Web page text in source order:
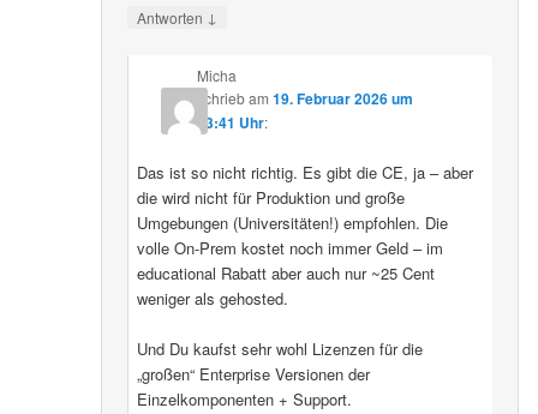
Antworten ↓
Micha
schriebam 19. Februar 2026 um
13:41 Uhr:
Das ist so nicht richtig. Es gibt die CE, ja – aber
die wird nicht für Produktion und große
Umgebungen (Universitäten!) empfohlen. Die
volle On-Prem kostet noch immer Geld – im
educational Rabatt aber auch nur ~25 Cent
weniger als gehosted.
Und Du kaufst sehr wohl Lizenzen für die
„großen“ Enterprise Versionen der
Einzelkomponenten + Support.